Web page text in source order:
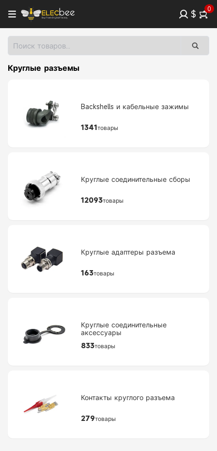
$ 0
Круглые разъемы
Backshells и кабельные зажимы
1341товары
Круглые соединительные сборы
12093товары
Круглые адаптеры разъема
163товары
Круглые соединительные
аксессуары
833товары
Контакты круглого разъема
279товары